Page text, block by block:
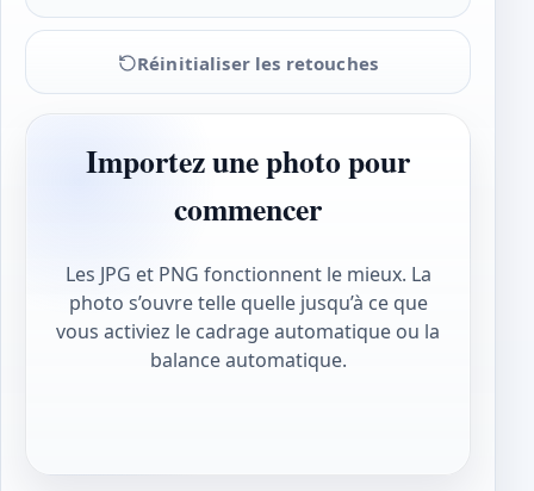
Réinitialiser les retouches
Importez une photo pour
commencer
Les JPG et PNG fonctionnent le mieux. La
photo s’ouvre telle quelle jusqu’à ce que
vous activiez le cadrage automatique ou la
balance automatique.